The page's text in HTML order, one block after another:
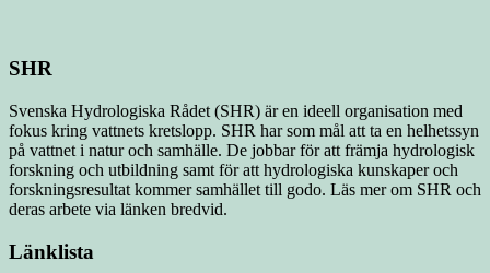
SHR
Svenska Hydrologiska Rådet (SHR) är en ideell organisation med
fokus kring vattnets kretslopp. SHR har som mål att ta en helhetssyn
på vattnet i natur och samhälle. De jobbar för att främja hydrologisk
forskning och utbildning samt för att hydrologiska kunskaper och
forskningsresultat kommer samhället till godo. Läs mer om SHR och
deras arbete via länken bredvid.
Länklista